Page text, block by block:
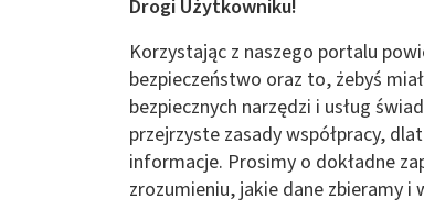
Drogi Użytkowniku!
Korzystając z naszego portalu
bezpieczeństwo oraz to, żebyś
bezpiecznych narzędzi i usług
przejrzyste zasady współpracy,
informacje. Prosimy o dokładne
zrozumieniu, jakie dane zbieramy